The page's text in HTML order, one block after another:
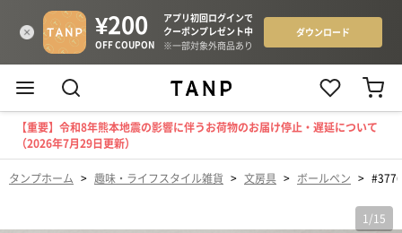
【重要】令和8年熊本地震の影響に伴うお荷物のお届け停止・遅延について
（2026年7月29日更新）
タンプホーム > 趣味・ライフスタイル雑貨 > 文房具 > ボールペン >
1 /15